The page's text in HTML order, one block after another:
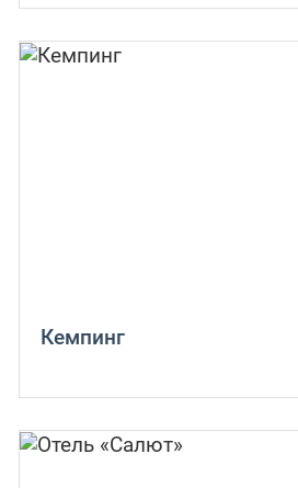
Кемпинг